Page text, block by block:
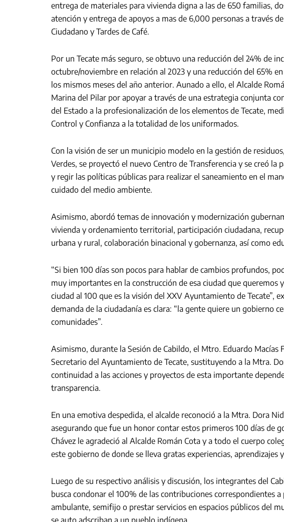
entrega de materiales para vivienda digna a las de 650 familias,
atención y entrega de apoyos a mas de 6,000 personas a través
Ciudadano y Tardes de Café.
Por un Tecate más seguro, se obtuvo una reducción del 24% de
octubre/noviembre en relación al 2023 y una reducción del 65%
los mismos meses del año anterior. Aunado a ello, el Alcalde
Marina del Pilar por apoyar a través de una estrategia conjunta
del Estado a la profesionalización de los elementos de Tecate,
Control y Confianza a la totalidad de los uniformados.
Con la visión de ser un municipio modelo en la gestión de
Verdes, se proyectó el nuevo Centro de Transferencia y se creó
y regir las políticas públicas para realizar el saneamiento en el
cuidado del medio ambiente.
Asimismo, abordó temas de innovación y modernización
vivienda y ordenamiento territorial, participación ciudadana,
urbana y rural, colaboración binacional y gobernanza, así como
“Si bien 100 días son pocos para hablar de cambios profundos,
muy importantes en la construcción de esa ciudad que queremos
ciudad al 100 que es la visión del XXV Ayuntamiento de Tecate”,
demanda de la ciudadanía es clara: “la gente quiere un gobierno
comunidades”.
Asimismo, durante la Sesión de Cabildo, el Mtro. Eduardo Macías
Secretario del Ayuntamiento de Tecate, sustituyendo a la Mtra.
continuidad a las acciones y proyectos de esta importante
transparencia.
En una emotiva despedida, el alcalde reconoció a la Mtra. Dora
asegurando que fue un honor contar estos primeros 100 días de
Chávez le agradeció al Alcalde Román Cota y a todo el cuerpo
este gobierno de donde se lleva gratas experiencias, aprendizajes
Luego de su respectivo análisis y discusión, los integrantes del
busca condonar el 100% de las contribuciones correspondientes
ambulante, semifijo o prestar servicios en espacios públicos del
se auto adscriban a un pueblo indígena.